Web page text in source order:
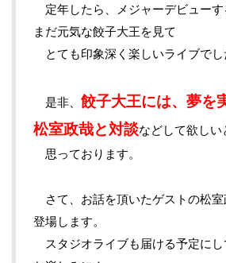
定年したら、メジャーデビュー
まだ元気な餃子大王を見て
とても印象深く楽しいライブでし
是非、 餃子大王には、夢を
松室政哉と対談などして欲しい
思っております。
さて、お話を頂いたゲストの松室
登場します。
スタジオライブも届ける予定にし